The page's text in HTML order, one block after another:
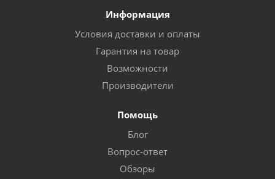
Информация
Условия доставки и оплаты
Гарантия на товар
Возможности
Производители
Помощь
Блог
Вопрос-ответ
Обзоры